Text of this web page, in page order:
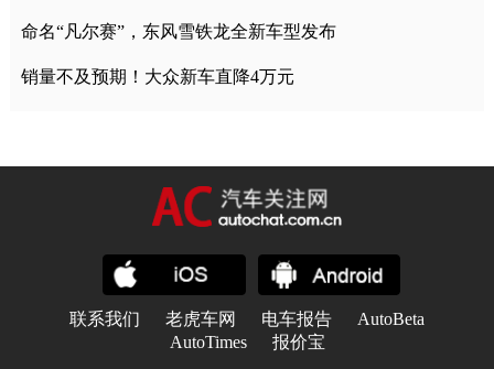
命名“凡尔赛”，东风雪铁龙全新车型发布
销量不及预期！大众新车直降4万元
联系我们 老虎车网 电车报告
AutoBeta
AutoTimes
报价宝